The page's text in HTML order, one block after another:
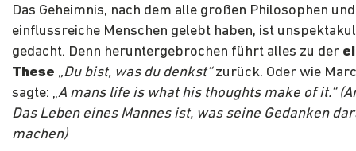
Das Geheimnis, nach dem alle großen Philosophen
einflussreiche Menschen gelebt haben, ist
gedacht. Denn heruntergebrochen führt alles zu der
These „Du bist, was du denkst“zurück. Oder wie
sagte: „A mans life is what his thoughts make of it.“
Das Leben eines Mannes ist, was seine Gedanken
machen)